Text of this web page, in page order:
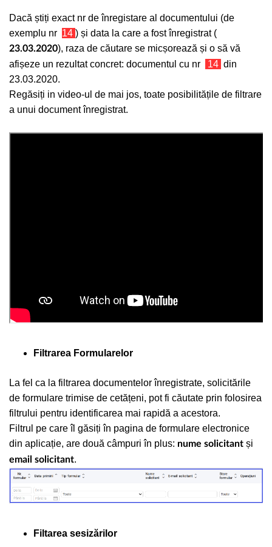
Dacă știți exact nr de înregistare al documentului (de
exemplu nr 14 ) și data la care a fost înregistrat (
23.03.2020), raza de căutare se micșorează și o să vă
afișeze un rezultat concret: documentul cu nr
14 din
23.03.2020.
Regăsiți in video-ul de mai jos, toate posibilitățile de filtrare
a unui document înregistrat.
Filtrarea Formularelor
La fel ca la filtrarea documentelor înregistrate, solicitările
de formulare trimise de cetățeni, pot fi căutate prin folosirea
filtrului pentru identificarea mai rapidă a acestora.
Filtrul pe care îl găsiți în pagina de formulare electronice
din aplicație, are două câmpuri în plus: nume solicitant și
email solicitant.
Filtarea sesizărilor